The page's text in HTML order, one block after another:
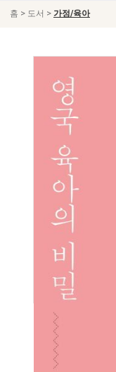
홈 > 도서 > 가정/육아